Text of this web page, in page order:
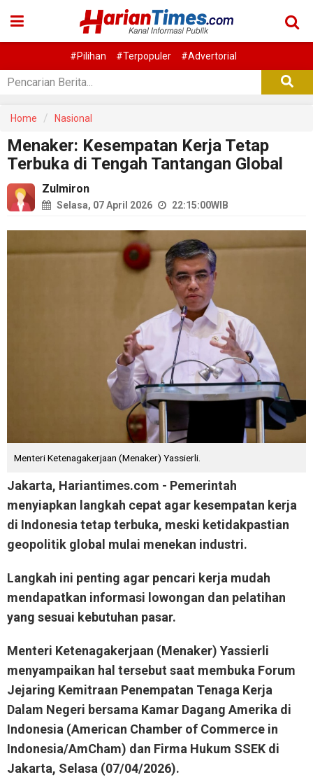
#Pilihan #Terpopuler #Advertorial
Home Nasional
Menaker: Kesempatan Kerja Tetap
Terbuka di Tengah Tantangan Global
Zulmiron
Selasa, 07 April 2026 22:15:00WIB
Menteri Ketenagakerjaan (Menaker) Yassierli.
Jakarta, Hariantimes.com - Pemerintah
menyiapkan langkah cepat agar kesempatan kerja
di Indonesia tetap terbuka, meski ketidakpastian
geopolitik global mulai menekan industri.
Langkah ini penting agar pencari kerja mudah
mendapatkan informasi lowongan dan pelatihan
yang sesuai kebutuhan pasar.
Menteri Ketenagakerjaan (Menaker) Yassierli
menyampaikan hal tersebut saat membuka Forum
Jejaring Kemitraan Penempatan Tenaga Kerja
Dalam Negeri bersama Kamar Dagang Amerika di
Indonesia (American Chamber of Commerce in
Indonesia/AmCham) dan Firma Hukum SSEK di
Jakarta, Selasa (07/04/2026).